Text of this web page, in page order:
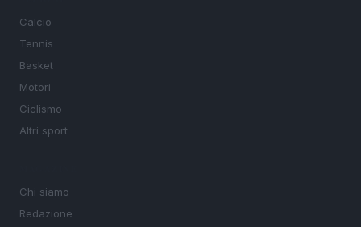
Calcio
Tennis
Basket
Motori
Ciclismo
Altri sport
Chi siamo
Redazione